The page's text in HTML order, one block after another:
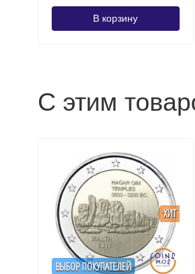
В корзину
С этим
ВЫБОР ПОКУПАТЕЛЕЙ
ХИТ